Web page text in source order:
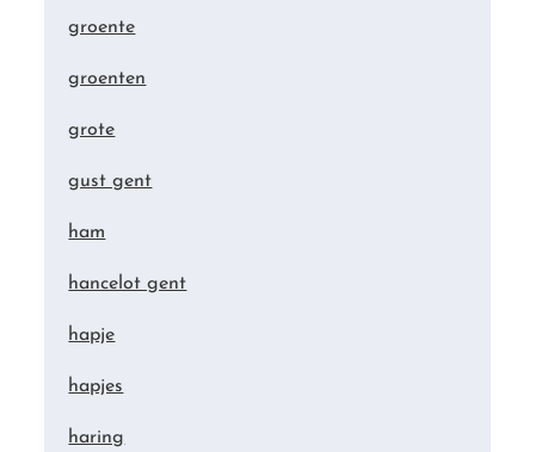
groente
groenten
grote
gust gent
ham
hancelot gent
hapje
hapjes
haring